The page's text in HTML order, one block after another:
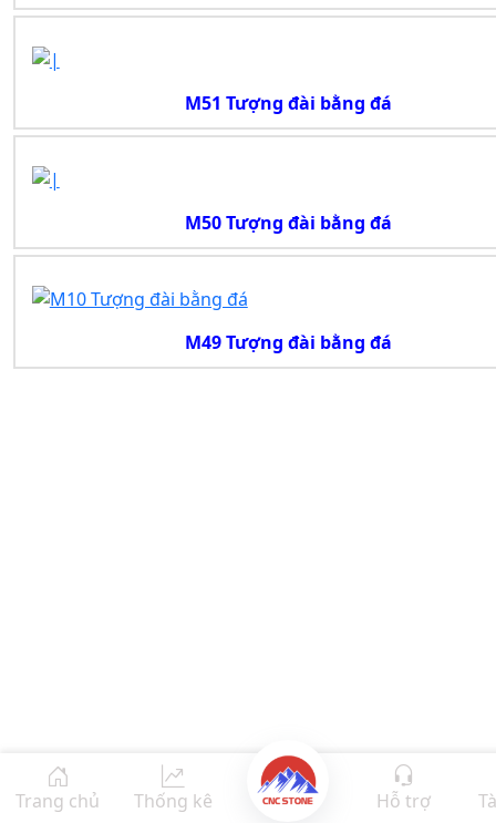
M51 Tượng đài bằng đá
M50 Tượng đài bằng đá
M49 Tượng đài bằng đá
Trang chủ Thống kê Hỗ trợ